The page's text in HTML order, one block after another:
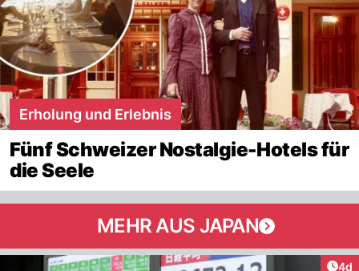
Erholung und Erlebnis
Fünf Schweizer Nostalgie-Hotels für
die Seele
MEHR AUS JAPAN
4d